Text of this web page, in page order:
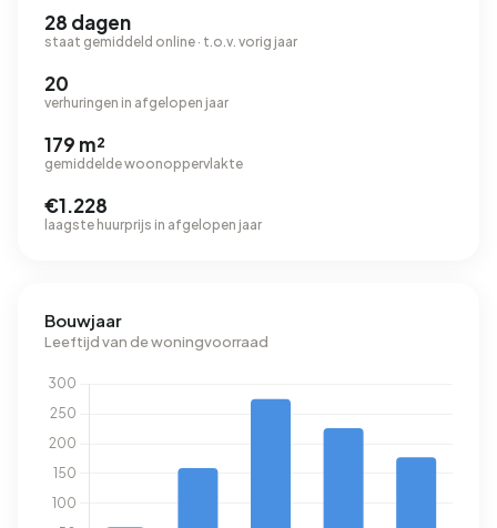
28 dagen
staat gemiddeld online · t.o.v. vorig jaar
20
verhuringen in afgelopen jaar
179 m²
gemiddelde woonoppervlakte
€1.228
laagste huurprijs in afgelopen jaar
Bouwjaar
Leeftijd van de woningvoorraad